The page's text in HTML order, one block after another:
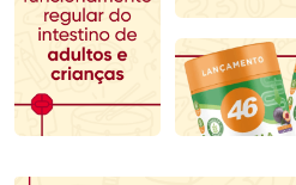
Comprar sem Desconto
Por R$ 85,99/cada
Comprar sem Desconto
Por R$ 85,99/cada